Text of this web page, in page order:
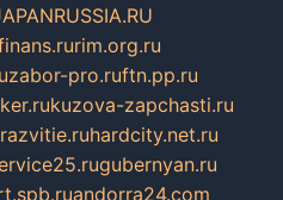
rim.org.ru
zabor-pro.ruftn.pp.ru
kuzova-zapchasti.ru
hardcity.net.ru
gubernyan.ru
andorra24.com